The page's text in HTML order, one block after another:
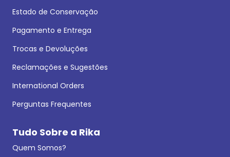
Estado de Conservação
Pagamento e Entrega
Trocas e Devoluções
Reclamações e Sugestões
International Orders
Perguntas Frequentes
Tudo Sobre a Rika
Quem Somos?